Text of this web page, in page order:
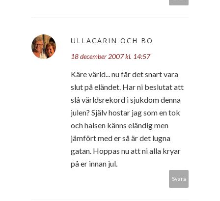
ULLACARIN OCH BO
18 december 2007 kl. 14:57
Käre värld... nu får det snart vara
slut på eländet. Har ni beslutat att
slå världsrekord i sjukdom denna
julen? Själv hostar jag som en tok
och halsen känns eländig men
jämfört med er så är det lugna
gatan. Hoppas nu att ni alla kryar
på er innan jul.
Svara